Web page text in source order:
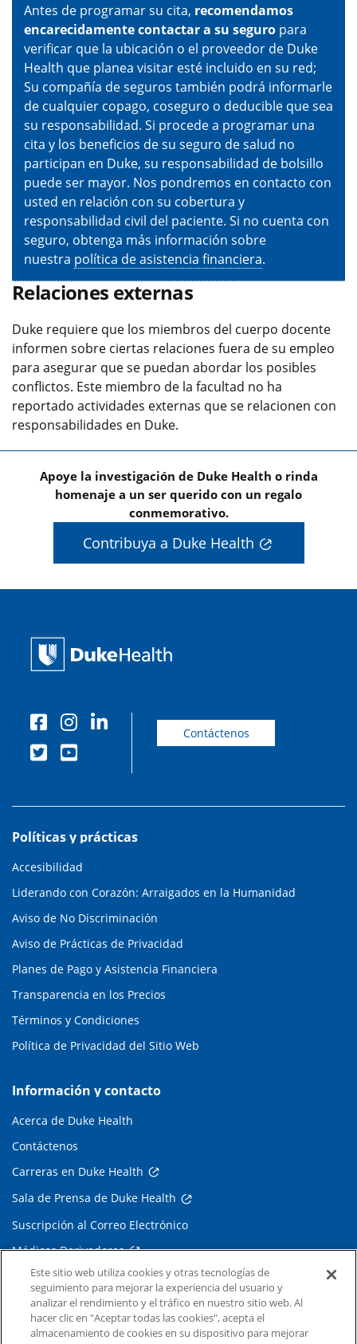
Antes de programar su cita, recomendamos
encarecidamente contactar a su seguro para
verificar que la ubicación o el proveedor de Duke
Health que planea visitar esté incluido en su red;
Su compañía de seguros también podrá informarle
de cualquier copago, coseguro o deducible que sea
su responsabilidad. Si procede a programar una
cita y los beneficios de su seguro de salud no
participan en Duke, su responsabilidad de bolsillo
puede ser mayor. Nos pondremos en contacto con
usted en relación con su cobertura y
responsabilidad civil del paciente. Si no cuenta con
seguro, obtenga más información sobre
nuestra política de asistencia financiera.
Relaciones externas
Duke requiere que los miembros del cuerpo docente
informen sobre ciertas relaciones fuera de su empleo
para asegurar que se puedan abordar los posibles
conflictos. Este miembro de la facultad no ha
reportado actividades externas que se relacionen con
responsabilidades en Duke.
Apoye la investigación de Duke Health o rinda
homenaje a un ser querido con un regalo
conmemorativo.
Contribuya a Duke Health
Contáctenos
Políticas y prácticas
Accesibilidad
Liderando con Corazón: Arraigados en la Humanidad
Aviso de No Discriminación
Aviso de Prácticas de Privacidad
Planes de Pago y Asistencia Financiera
Transparencia en los Precios
Términos y Condiciones
Política de Privacidad del Sitio Web
Información y contacto
Acerca de Duke Health
Contáctenos
Carreras en Duke Health
Sala de Prensa de Duke Health
Suscripción al Correo Electrónico
Médicos Derivadores
Enlaces relacionados
Duke Cancer Institute
Este sitio web utiliza cookies y otras tecnologías de
seguimiento para mejorar la experiencia del usuario y
analizar el rendimiento y el tráfico en nuestro sitio web. Al
hacer clic en "Aceptar todas las cookies", acepta el
almacenamiento de cookies en su dispositivo para mejorar